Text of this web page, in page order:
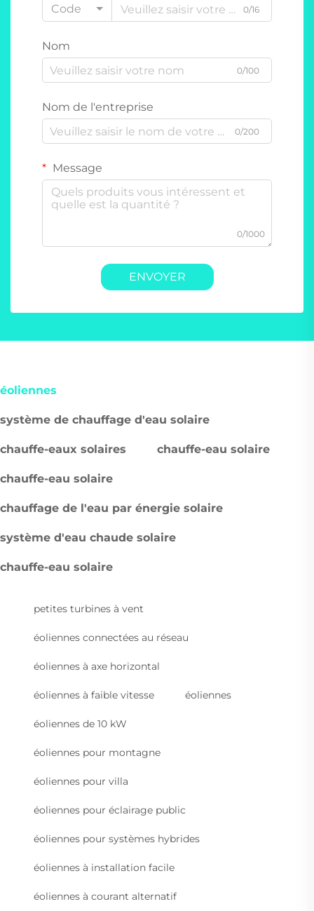
Code 0/16
Nom
0/100
Nom de l'entreprise
0/200
Message
0/1000
ENVOYER
éoliennes
système de chauffage d'eau solaire
chauffe-eaux solaires chauffe-eau solaire
chauffe-eau solaire
chauffage de l'eau par énergie solaire
système d'eau chaude solaire
chauffe-eau solaire
petites turbines à vent
éoliennes connectées au réseau
éoliennes à axe horizontal
éoliennes à faible vitesse éoliennes
éoliennes de 10 kW
éoliennes pour montagne
éoliennes pour villa
éoliennes pour éclairage public
éoliennes pour systèmes hybrides
éoliennes à installation facile
éoliennes à courant alternatif